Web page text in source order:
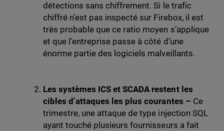
détections sans chiffrement. Si le trafic
chiffré n’est pas inspecté sur Firebox, il est
très probable que ce ratio moyen s’applique
et que l’entreprise passe à côté d’une
énorme partie des logiciels malveillants.
Les systèmes ICS et SCADA restent les
cibles d’attaques les plus courantes – Ce
trimestre, une attaque de type injection SQL
ayant touché plusieurs fournisseurs a fait